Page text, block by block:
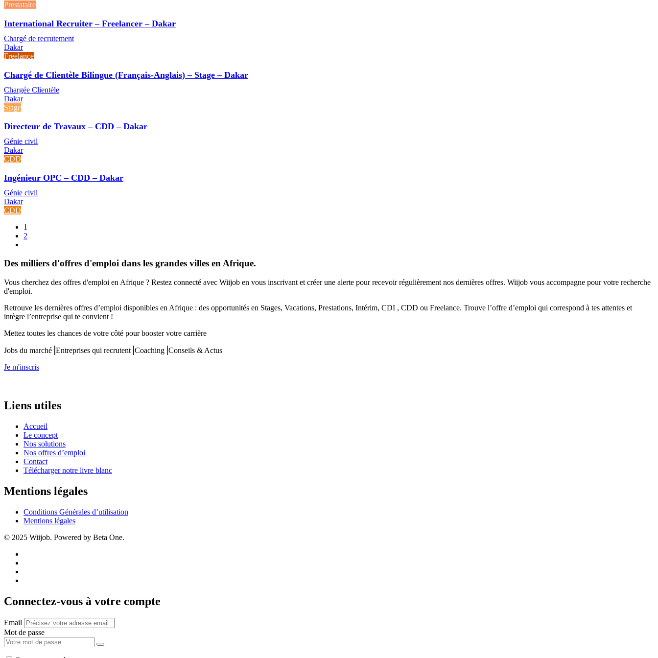
Prestataire
International Recruiter – Freelancer – Dakar
Chargé de recrutement
Dakar
Freelance
Chargé de Clientèle Bilingue (Français-Anglais) – Stage – Dakar
Chargée Clientèle
Dakar
Stage
Directeur de Travaux – CDD – Dakar
Génie civil
Dakar
CDD
Ingénieur OPC – CDD – Dakar
Génie civil
Dakar
CDD
1
2
Des milliers d'offres d'emploi dans les grandes villes en Afrique.
Vous cherchez des offres d'emploi en Afrique ? Restez connecté avec Wiijob en vous inscrivant et créer une alerte pour recevoir régulièrement nos dernières offres. Wiijob vous accompagne pour votre recherche
d'emploi.
Retrouve les dernières offres d’emploi disponibles en Afrique : des opportunités en Stages, Vacations, Prestations, Intérim, CDI , CDD ou Freelance. Trouve l’offre d’emploi qui correspond à tes attentes et
intègre l’entreprise qui te convient !
Mettez toutes les chances de votre côté pour booster votre carrière
Jobs du marché⎟Entreprises qui recrutent⎟Coaching⎟Conseils & Actus
Je m'inscris
Liens utiles
Accueil
Le concept
Nos solutions
Nos offres d’emploi
Contact
Télécharger notre livre blanc
Mentions légales
Conditions Générales d’utilisation
Mentions légales
© 2025 Wiijob. Powered by Beta One.
Connectez-vous à votre compte
Email
Mot de passe